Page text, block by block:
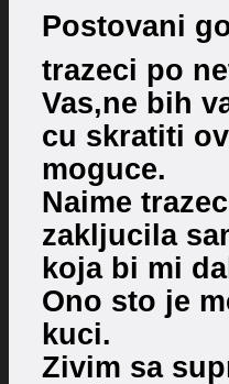
Postovani
trazeci po
Vas,ne bih
cu skratiti
moguce.
Naime
zakljucila
koja bi mi
Ono sto je
kuci.
Zivim sa